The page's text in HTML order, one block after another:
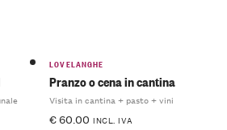
LOVELANGHE
Pranzo o cena in cantina
Visita in cantina + pasto + vini
€60.00 INCL. IVA